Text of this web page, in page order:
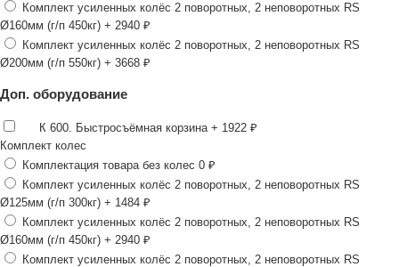
Комплект усиленных колёс 2 поворотных, 2 неповоротных RS
Ø160мм (г/п 450кг) + 2940 ₽
Комплект усиленных колёс 2 поворотных, 2 неповоротных RS
Ø200мм (г/п 550кг) + 3668 ₽
Доп. оборудование
К 600. Быстросъёмная корзина + 1922 ₽
Комплект колес
Комплектация товара без колес 0 ₽
Комплект усиленных колёс 2 поворотных, 2 неповоротных RS
Ø125мм (г/п 300кг) + 1484 ₽
Комплект усиленных колёс 2 поворотных, 2 неповоротных RS
Ø160мм (г/п 450кг) + 2940 ₽
Комплект усиленных колёс 2 поворотных, 2 неповоротных RS